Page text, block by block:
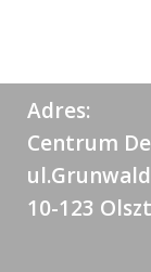
Adres:
Centrum
10-123